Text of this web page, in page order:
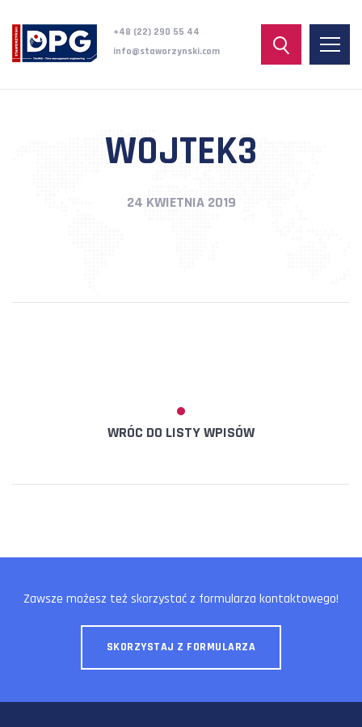
+48 (22) 290 55 44
info@staworzynski.com
WOJTEK3
24 KWIETNIA 2019
WRÓC DO LISTY WPISÓW
Zawsze możesz też skorzystać z formularza kontaktowego!
SKORZYSTAJ Z FORMULARZA